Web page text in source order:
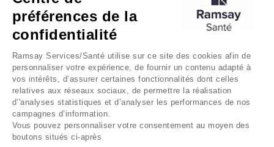
Inscrivez-vous à la newsletter
Groupe Ramsay Santé
Gestion des cookies
préférences de la
confidentialité
Ramsay Services/Santé utilise sur ce site des cookies afin de
personnaliser votre expérience, de fournir un contenu adapté à
vos intérêts, d’assurer certaines fonctionnalités dont celles
relatives aux réseaux sociaux, de permettre la réalisation
d’'analyses statistiques et d’analyser les performances de nos
campagnes d’information.
Vous pouvez personnaliser votre consentement au moyen des
boutons situés ci-après